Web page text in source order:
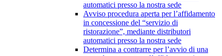
automatici presso la nostra sede
Avviso procedura aperta per l’affidamento
in concessione del “servizio di
ristorazione”, mediante distributori
automatici presso la nostra sede
Determina a contrarre per l’avvio di una